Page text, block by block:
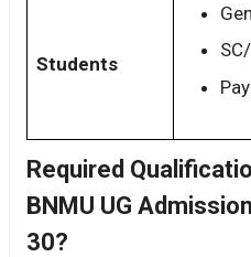
Students
Required
BNMU UG
30?